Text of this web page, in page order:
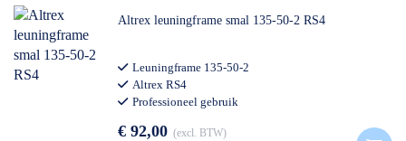
Altrex leuningframe smal 135-50-2 RS4
Leuningframe 135-50-2
Altrex RS4
Professioneel gebruik
€ 92,00 excl. BTW